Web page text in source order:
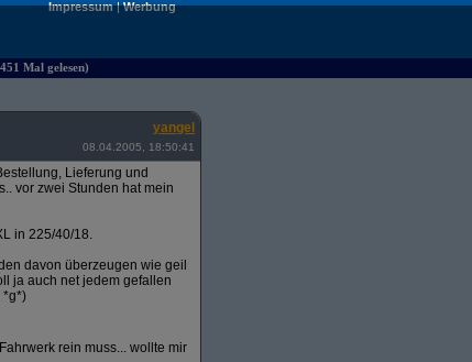
Impressum|Werbung
Mal gelesen)
yangel
08.04.2005, 18:50:41
Lieferung und
vor zwei Stunden hat mein
in 225/40/18.
davon überzeugen wie geil
ja auch net jedem gefallen
*g*)
rein muss... wollte mir